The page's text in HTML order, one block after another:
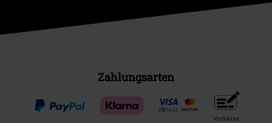
Zahlungsarten
Vorkasse